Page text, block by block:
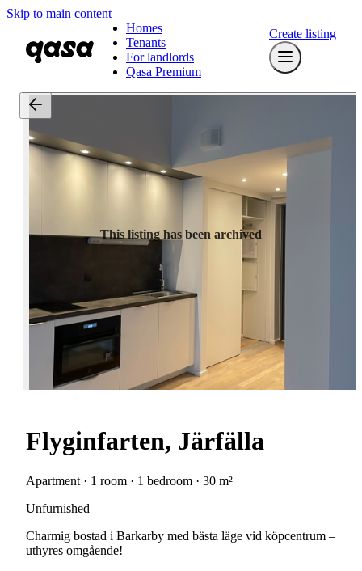
Skip to main content
Homes
Tenants
For landlords
Qasa Premium
Create listing
This listing has been archived
Flyginfarten, Järfälla
Apartment · 1 room · 1 bedroom · 30 m²
Unfurnished
Charmig bostad i Barkarby med bästa läge vid köpcentrum –
uthyres omgående!